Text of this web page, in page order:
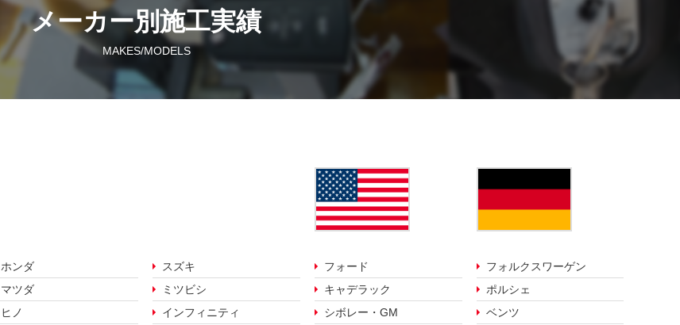
メーカー別施工実績
MAKES/MODELS
ホンダ
スズキ
マツダ
ミツビシ
ヒノ インフィニティ
フォード
キャデラック
シボレー・GM
フォルクスワーゲン
ポルシェ
ベンツ